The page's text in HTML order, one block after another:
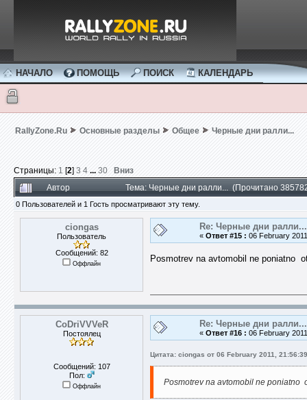
НАЧАЛО ПОМОЩЬ ПОИСК КАЛЕНДАРЬ
RallyZone.Ru Основные разделы Общее Черные дни ралли...
Страницы: 1 [2] 3 4 ... 30
Вниз
Автор
Тема: Черные дни ралли... (Прочитано
0 Пользователей и 1 Гость просматривают эту тему.
ciongas
Пользователь
Сообщений: 82
Оффлайн
Re: Черные дни ралли...
« Ответ #15 : 06 February
Posmotrev na avtomobil ne poniatno
CoDriVVVeR
Постоялец
Сообщений: 107
Пол:
Оффлайн
Re: Черные дни ралли...
« Ответ #16 : 06 February
Цитата: ciongas от 06 February 2011, 21:56:39
Posmotrev na avtomobil ne poniatno